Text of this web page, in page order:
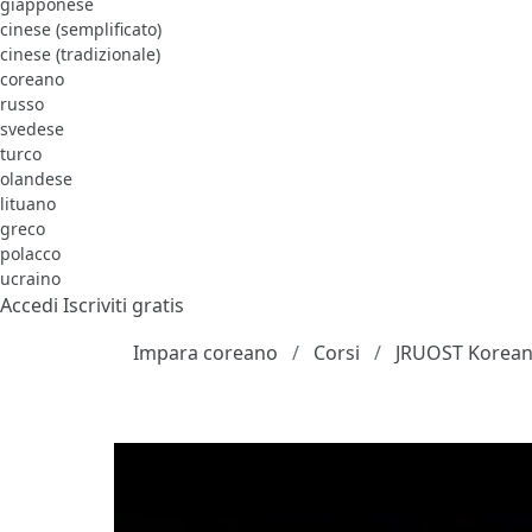
cinese (semplificato)
cinese (tradizionale)
coreano
russo
svedese
turco
olandese
lituano
greco
polacco
ucraino
Accedi Iscriviti gratis
Impara coreano
Corsi JRUOST